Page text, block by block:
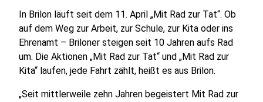
In Brilon läuft seit dem 11. April „Mit Rad zur Tat“. Ob
auf dem Weg zur Arbeit, zur Schule, zur Kita oder ins
Ehrenamt – Briloner steigen seit 10 Jahren aufs Rad
um. Die Aktionen „Mit Rad zur Tat“ und „Mit Rad zur
Kita“ laufen, jede Fahrt zählt, heißt es aus Brilon.
„Seit mittlerweile zehn Jahren begeistert Mit Rad zur